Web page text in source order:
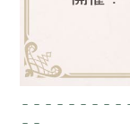
－－－－－－－－－
－－